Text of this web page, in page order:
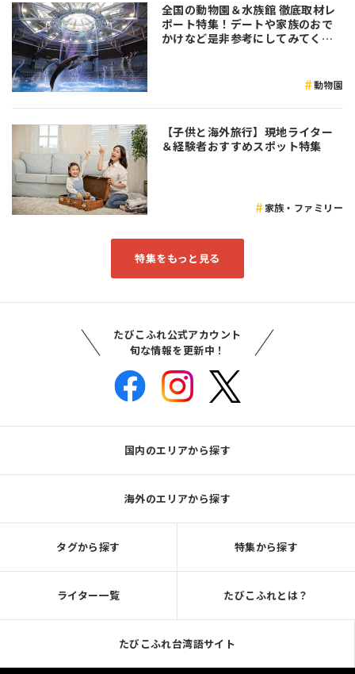
全国の動物園＆水族館 徹底取材レ
ポート特集！デートや家族のおで
かけなど是非参考にしてみてくだ
動物園
【子供と海外旅行】現地ライター
＆経験者おすすめスポット特集
家族・ファミリー
特集をもっと見る
たびこふれ公式アカウント
旬な情報を更新中！
国内のエリアから探す
海外のエリアから探す
タグから探す 特集から探す
ライター一覧 たびこふれとは？
たびこふれ台湾語サイト